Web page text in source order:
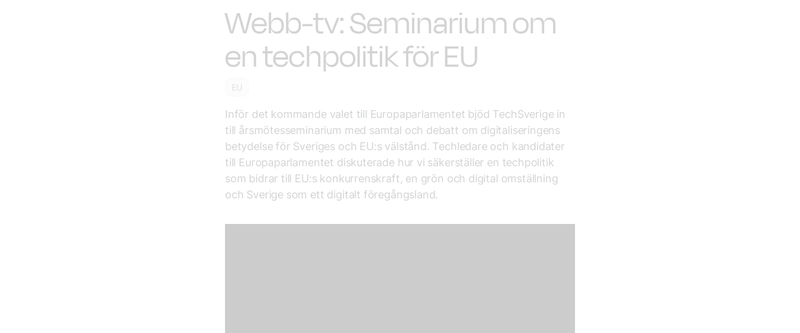
Webb-tv: Seminarium om
en techpolitik för EU
EU
Inför det kommande valet till Europaparlamentet bjöd TechSverige in
till årsmötesseminarium med samtal och debatt om digitaliseringens
betydelse för Sveriges och EU:s välstånd. Techledare och kandidater
till Europaparlamentet diskuterade hur vi säkerställer en techpolitik
som bidrar till EU:s konkurrenskraft, en grön och digital omställning
och Sverige som ett digitalt föregångsland.